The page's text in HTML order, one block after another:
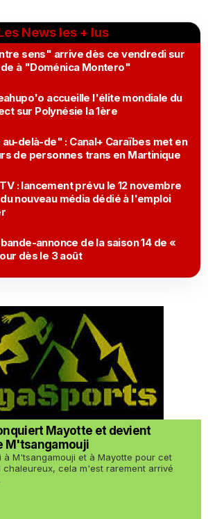
News les + lus
sens" arrive dès ce vendredi sur
à "Doménica Montero"
accueille l'élite mondiale du
sur Polynésie la 1ère
delà-de" : Canal+ Caraïbes met en
de personnes trans en Martinique
: lancement prévu le 12 novembre
nouveau média dédié à l'emploi
annonce de la saison 14 de «
dès le 3 août
Mayotte et devient
M'tsangamouji
à M'tsangamouji et à Mayotte pour cet
chaleureux, cela m'est rarement arrivé